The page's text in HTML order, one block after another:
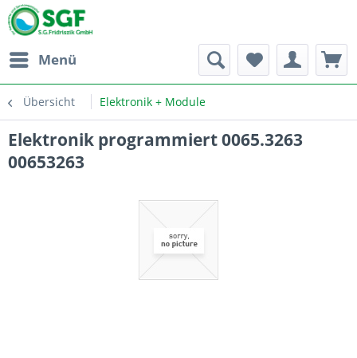
Menü
Übersicht Elektronik + Module
Elektronik programmiert 0065.3263
00653263